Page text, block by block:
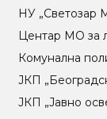
НУ „Светозар
Центар МO за
Комунална
ЈКП
ЈКП „Јавно